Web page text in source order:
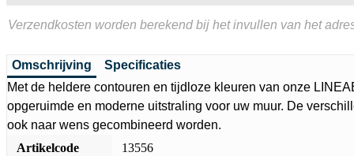
Verzendkosten worden berekend bij het invullen van het
Omschrijving
Specificaties
Met de heldere contouren en tijdloze kleuren van onze
opgeruimde en moderne uitstraling voor uw muur. De
ook naar wens gecombineerd worden.
Artikelcode
13556